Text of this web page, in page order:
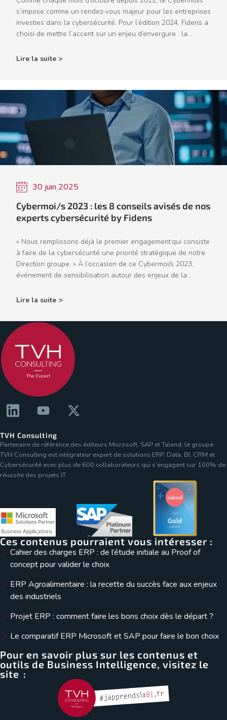
s’impose comme un rendez-vous majeur pour les entreprises
investies dans la cybersécurité. Pour l’édition 2024, Fidens a
choisi de mettre l’accent sur un enjeu d’envergure : la...
Lire la suite >
30 juin 2025
Cybermoi/s 2023 : les 8 conseils avisés de nos
experts cybersécurité by Fidens
« Nous remplissons déjà le premier engagement qui consiste
à faire de la cybersécurité une priorité stratégique de notre
Direction groupe. » À l’occasion de ce Cybermoi/s 2023,
événement de sensibilisation autour des enjeux de la...
Lire la suite >
TVH Consulting
Partenaire de référénce des éditeurs Microsoft, SAP et Talend, le groupe
TVH Consulting est intégrateur expert de solutions ERP, Data, BI, CRM et
Cybersécurité avec plus de 600 collaborateurs qui s’engagent sur 100% de
réussite des projets IT.
Ces contenus pourraient vous intéresser :
Cahier des charges ERP : de l’étude initiale au Proof of
concept pour valider le choix
ERP Agroalimentaire : la recette du succès face aux enjeux
des industriels
Projet ERP : comment faire les bons choix dès le départ ?
Le comparatif ERP Microsoft et SAP pour faire le bon choix
Pour en savoir plus sur les contenus et
outils de Business Intelligence, visitez le
site :